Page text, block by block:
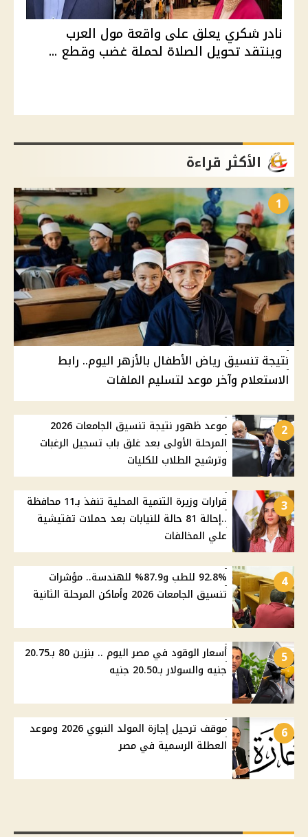
نادر شكري يعلق على واقعة مول العرب
وينتقد تحويل الصلاة لحملة غضب وقطع ...
الأكثر قراءة
1
نتيجة تنسيق رياض الأطفال بالأزهر اليوم.. رابط
الاستعلام وآخر موعد لتسليم الملفات
2
موعد ظهور نتيجة تنسيق الجامعات 2026
المرحلة الأولى بعد غلق باب تسجيل الرغبات
وترشيح الطلاب للكليات
3
قرارات وزيرة التنمية المحلية تنفذ بـ11 محافظة
..إحالة 81 حالة للنيابات بعد حملات تفتيشية
علي المخالفات
4
92.8% للطب و87.9% للهندسة.. مؤشرات
تنسيق الجامعات 2026 وأماكن المرحلة الثانية
5
أسعار الوقود في مصر اليوم .. بنزين 80 بـ20.75
جنيه والسولار بـ20.50 جنيه
6
موقف ترحيل إجازة المولد النبوي 2026 وموعد
العطلة الرسمية في مصر